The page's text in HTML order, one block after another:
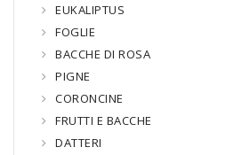
EUKALIPTUS
FOGLIE
BACCHE DI ROSA
PIGNE
CORONCINE
FRUTTI E BACCHE
DATTERI